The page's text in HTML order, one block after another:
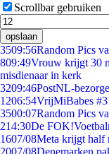
Scrollbar gebruiken
opslaan
3509:56Random Pics
809:49Vrouw krijgt 30
misdienaar in kerk
3209:46PostNL-
1206:54VrijMiBabes
3500:07Random Pics
214:30De
1607/08Meta krijgt half
2007/08Denemarken